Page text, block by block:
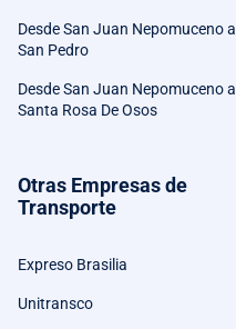
Desde San Juan Nepomuceno a
San Pedro
Desde San Juan Nepomuceno a
Santa Rosa De Osos
Otras Empresas de
Transporte
Expreso Brasilia
Unitransco